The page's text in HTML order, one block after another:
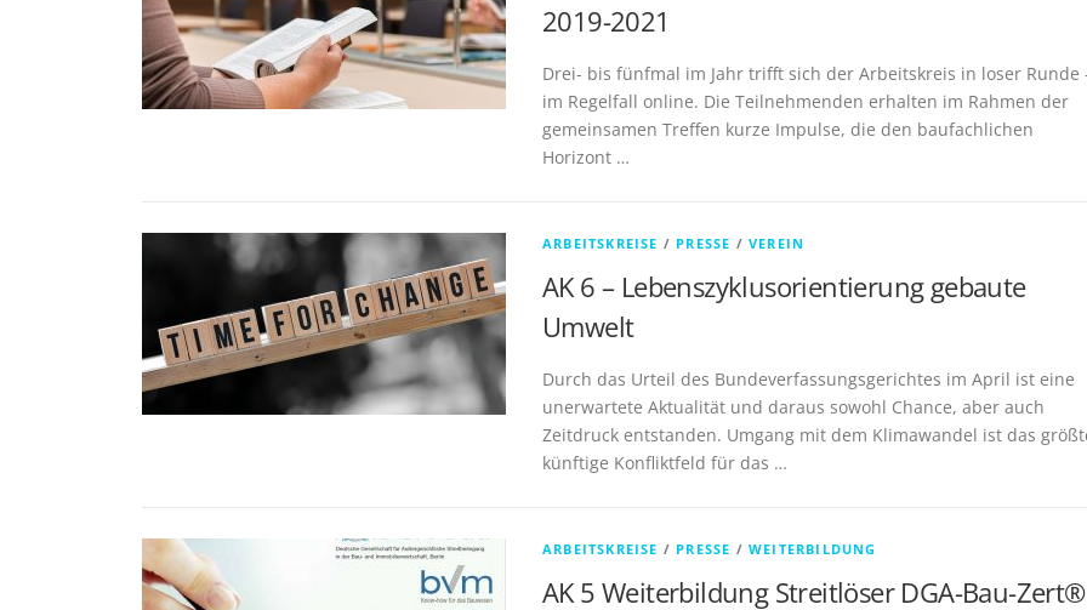
2019-2021
Drei- bis fünfmal im Jahr trifft sich der Arbeitskreis in loser Runde
im Regelfall online. Die Teilnehmenden erhalten im Rahmen der
gemeinsamen Treffen kurze Impulse, die den baufachlichen
Horizont …
ARBEITSKREISE / PRESSE /VEREIN
AK 6 – Lebenszyklusorientierung gebaute
Umwelt
Durch das Urteil des Bundeverfassungsgerichtes im April ist eine
unerwartete Aktualität und daraus sowohl Chance, aber auch
Zeitdruck entstanden. Umgang mit dem Klimawandel ist das
künftige Konfliktfeld für das …
ARBEITSKREISE / PRESSE /WEITERBILDUNG
AK 5 Weiterbildung Streitlöser DGA-Bau-Zert®